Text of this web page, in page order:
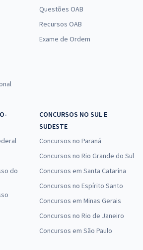
Questões OAB
Recursos OAB
Exame de Ordem
do
CONCURSOS NO SUL E
SUDESTE
Concursos no Paraná
Concursos no Rio Grande do Sul
Concursos em Santa Catarina
Concursos no Espírito Santo
Concursos em Minas Gerais
Concursos no Rio de Janeiro
Concursos em São Paulo